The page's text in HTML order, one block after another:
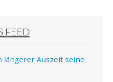
FEED
längerer Auszeit seine